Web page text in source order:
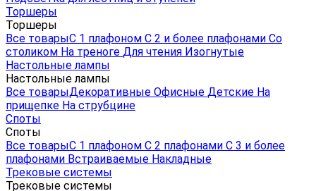
Торшеры
Торшеры
Все товарыС 1 плафоном С 2 и более плафонами Со
столиком На треноге Для чтения Изогнутые
Настольные лампы
Настольные лампы
Все товарыДекоративные Офисные Детские На
прищепке На струбцине
Споты
Споты
Все товарыС 1 плафоном С 2 плафонами С 3 и более
плафонами Встраиваемые Накладные
Трековые системы
Трековые системы